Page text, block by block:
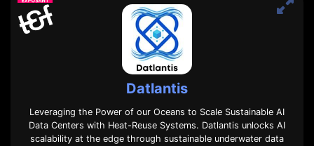
Datlantis
Leveraging the Power of our Oceans to Scale Sustainable AI
Data Centers with Heat-Reuse Systems. Datlantis unlocks AI
scalability at the edge through sustainable underwater data